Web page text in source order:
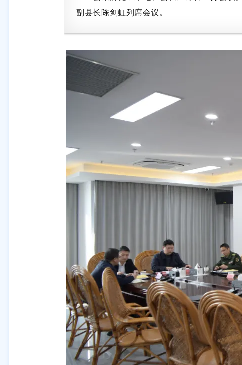
副县长陈剑虹列席会议。